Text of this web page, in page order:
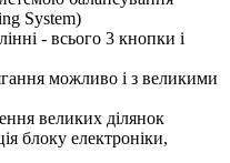
System)
- всього 3 кнопки і
можливо і з великими
великих ділянок
блоку електроніки,